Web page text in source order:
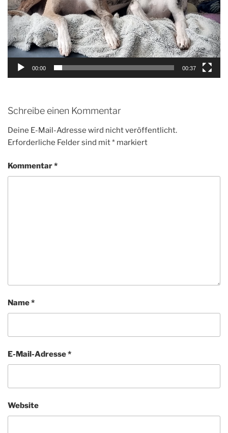
00:00 00:37
Schreibe einen Kommentar
Deine E-Mail-Adresse wird nicht veröffentlicht.
Erforderliche Felder sind mit* markiert
Kommentar*
Name*
E-Mail-Adresse*
Website